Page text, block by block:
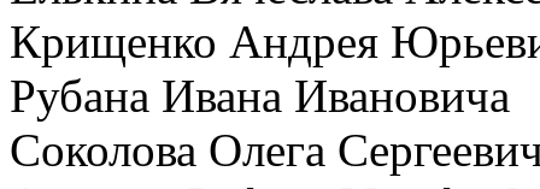
Крищенко Андрея
Рубана Ивана Ивановича
Соколова Олега